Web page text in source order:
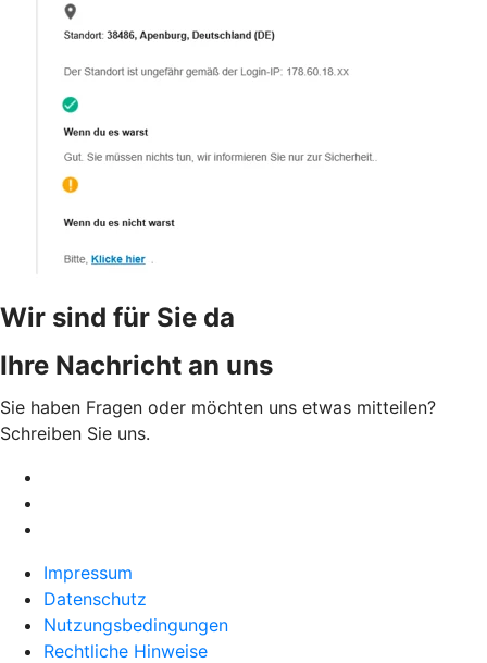
Wir sind für Sie da
Ihre Nachricht an uns
Sie haben Fragen oder möchten uns etwas mitteilen?
Schreiben Sie uns.
Impressum
Datenschutz
Nutzungsbedingungen
Rechtliche Hinweise